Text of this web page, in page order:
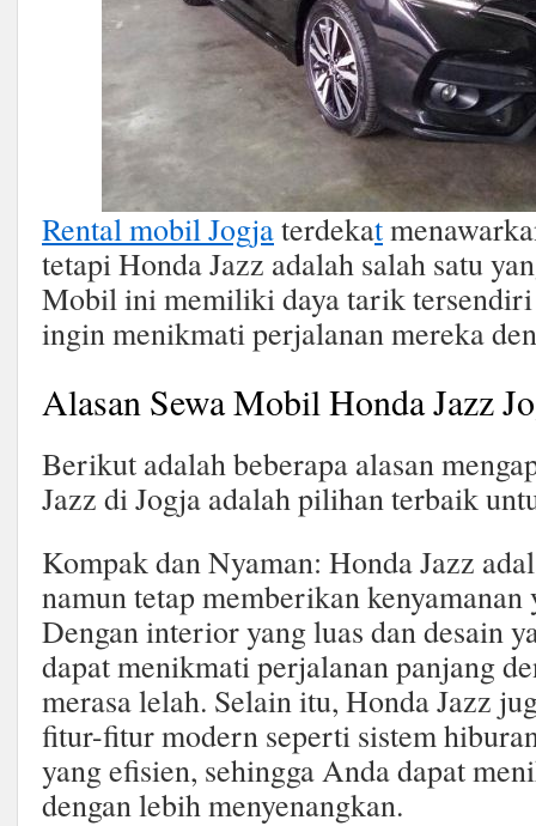
Rental mobil Jogjaterdekat
tetapi Honda Jazz adalah salah satu
Mobil ini memiliki daya tarik tersendiri
ingin menikmati perjalanan mereka
Alasan Sewa Mobil Honda Jazz
Berikut adalah beberapa alasan
Jazz di Jogja adalah pilihan terbaik
Kompak dan Nyaman: Honda Jazz
namun tetap memberikan kenyamanan
Dengan interior yang luas dan desain
dapat menikmati perjalanan panjang
merasa lelah. Selain itu, Honda Jazz
fitur-fitur modern seperti sistem
yang efisien, sehingga Anda dapat
dengan lebih menyenangkan.